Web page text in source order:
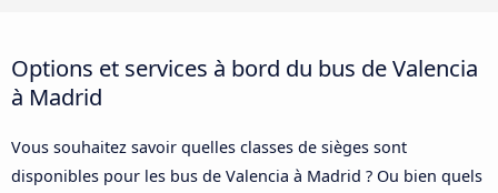
Options et services à bord du bus de Valencia
à Madrid
Vous souhaitez savoir quelles classes de sièges sont
disponibles pour les bus de Valencia à Madrid ? Ou bien quels